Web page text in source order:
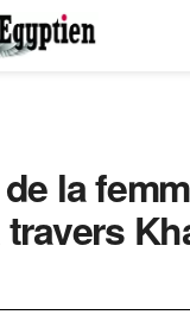
la